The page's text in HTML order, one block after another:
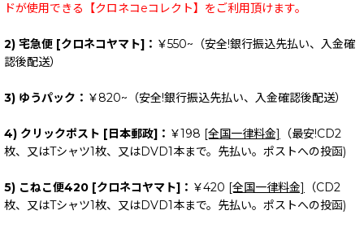
ドが使用できる【クロネコeコレクト】をご利用頂けます。
2) 宅急便 [クロネコヤマト]： ￥550~（安全!銀行振込先払い、入金確
認後配送）
3) ゆうパック： ￥820~（安全!銀行振込先払い、入金確認後配送）
4) クリックポスト [日本郵政]： ￥198 [全国一律料金]
（最安!CD2
枚、又はTシャツ1枚、又はDVD1本まで。先払い。ポストへの投函)
5) こねこ便420 [クロネコヤマト]： ￥420 [全国一律料金]
（CD2
枚、又はTシャツ1枚、又はDVD1本まで。先払い。ポストへの投函)